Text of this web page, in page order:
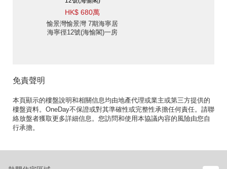
HK$ 680萬
愉景灣愉景灣 7期海寧居
海寧徑12號(海愉閣)一房
免責聲明
本頁顯示的樓盤說明和相關信息均由地產代理或業主或第三方提供的
樓盤資料。OneDay不保證或對其準確性或完整性承擔任何責任。請聯
絡放盤者獲取更多詳細信息。您訪問和使用本協議內容的風險由您自
行承擔。